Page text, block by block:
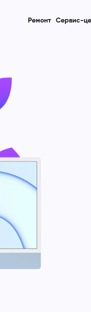
Ремонт Сервис-